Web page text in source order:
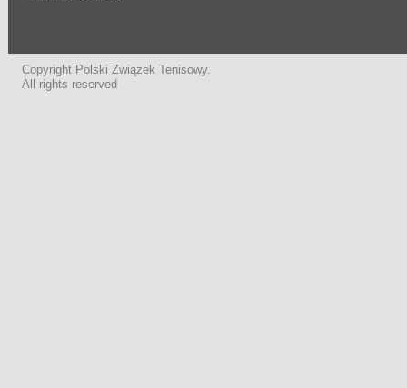
Copyright Polski Związek Tenisowy.
All rights reserved